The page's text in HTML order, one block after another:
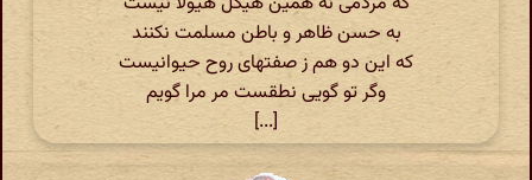
به حسن ظاهر و باطن مسلمت نکنند
که این دو هم ز صفتهای روح حیوانیست
وگر تو گویی نطقست مر مرا گویم
[...]